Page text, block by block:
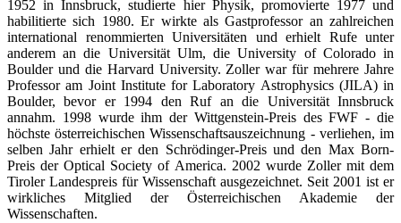
1952 in Innsbruck, studierte hier Physik, promovierte 1977 und
habilitierte sich 1980. Er wirkte als Gastprofessor an zahlreichen
international renommierten Universitäten und erhielt Rufe unter
anderem an die Universität Ulm, die University of Colorado in
Boulder und die Harvard University. Zoller war für mehrere Jahre
Professor am Joint Institute for Laboratory Astrophysics (JILA) in
Boulder, bevor er 1994 den Ruf an die Universität Innsbruck
annahm. 1998 wurde ihm der Wittgenstein-Preis des FWF - die
höchste österreichischen Wissenschaftsauszeichnung - verliehen, im
selben Jahr erhielt er den Schrödinger-Preis und den Max Born-
Preis der Optical Society of America. 2002 wurde Zoller mit dem
Tiroler Landespreis für Wissenschaft ausgezeichnet. Seit 2001 ist er
wirkliches Mitglied der Österreichischen Akademie der
Wissenschaften.